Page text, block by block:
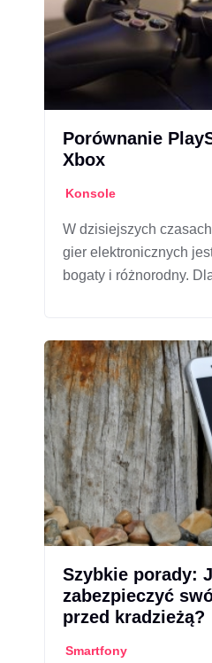
Porównanie
Xbox
Konsole
W dzisiejszych
gier elektronicznych
bogaty i różnorodny.
Szybkie porady:
zabezpieczyć
przed kradzieżą?
Smartfony